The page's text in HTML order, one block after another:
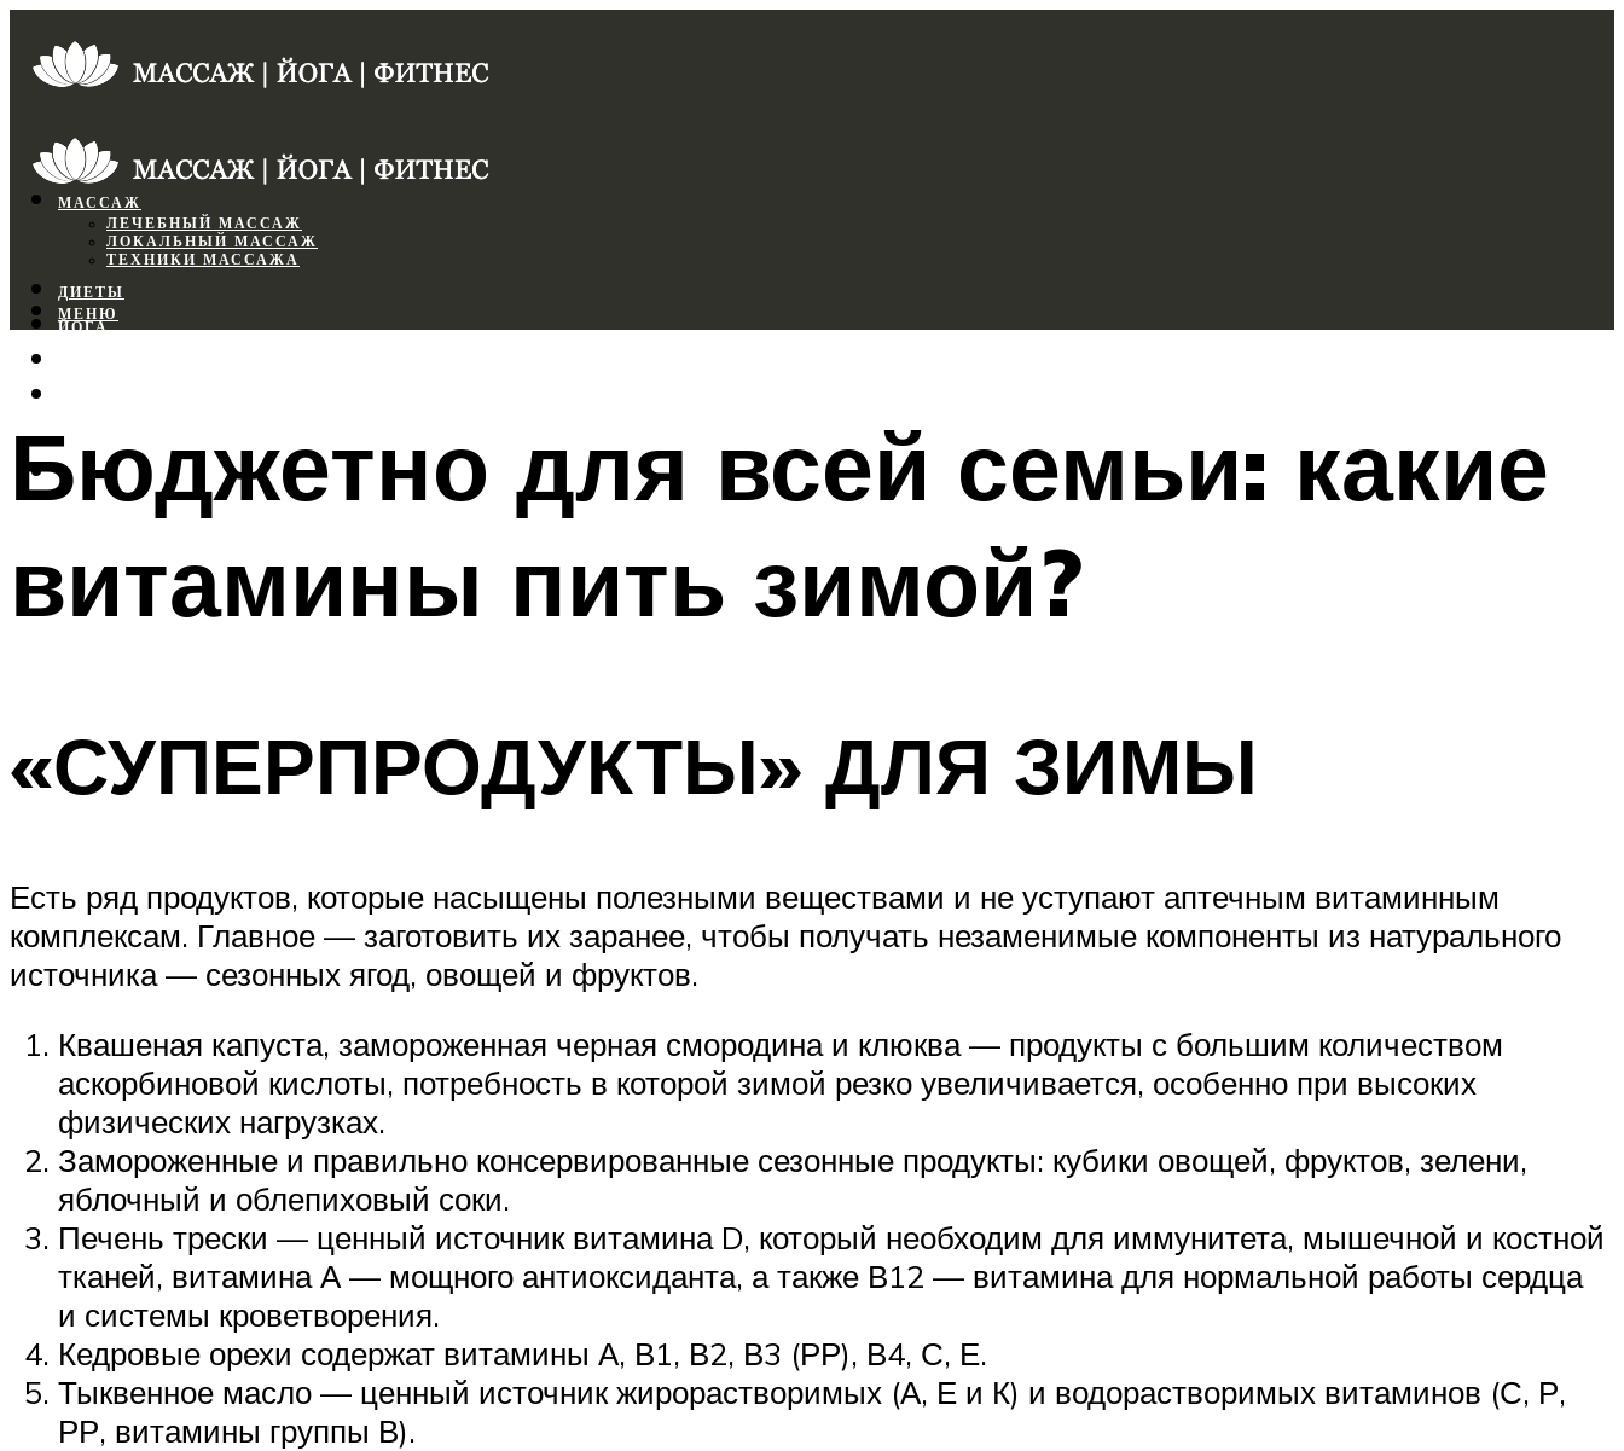
МАССАЖ
ЛЕЧЕБНЫЙ МАССАЖ
ЛОКАЛЬНЫЙ МАССАЖ
ТЕХНИКИ МАССАЖА
ДИЕТЫ
ЙОГА
МЕНЮ
МЕНЮ
Бюджетно для всей семьи: какие
витамины пить зимой?
«СУПЕРПРОДУКТЫ» ДЛЯ ЗИМЫ
Есть ряд продуктов, которые насыщены полезными веществами и не уступают аптечным витаминным
комплексам. Главное — заготовить их заранее, чтобы получать незаменимые компоненты из натурального
источника — сезонных ягод, овощей и фруктов.
Квашеная капуста, замороженная черная смородина и клюква — продукты с большим количеством
аскорбиновой кислоты, потребность в которой зимой резко увеличивается, особенно при высоких
физических нагрузках.
Замороженные и правильно консервированные сезонные продукты: кубики овощей, фруктов, зелени,
яблочный и облепиховый соки.
Печень трески — ценный источник витамина D, который необходим для иммунитета, мышечной и костной
тканей, витамина А — мощного антиоксиданта, а также В12 — витамина для нормальной работы сердца
и системы кроветворения.
Кедровые орехи содержат витамины А, В1, В2, В3 (РР), В4, С, Е.
Тыквенное масло — ценный источник жирорастворимых (А, Е и К) и водорастворимых витаминов (С, Р,
РР, витамины группы В).